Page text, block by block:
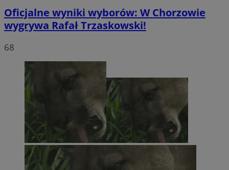
Oficjalne wyniki wyborów: W Chorzowie
wygrywa Rafał Trzaskowski!
68